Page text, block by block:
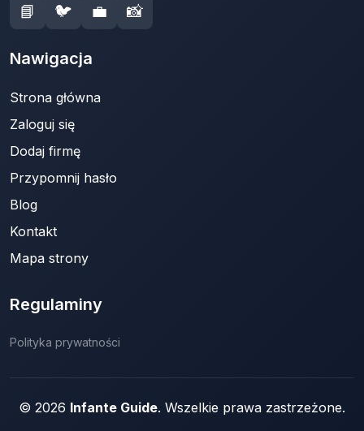
📘 🐦 💼 📸
Nawigacja
Strona główna
Zaloguj się
Dodaj firmę
Przypomnij hasło
Blog
Kontakt
Mapa strony
Regulaminy
Polityka prywatności
© 2026 Infante Guide. Wszelkie prawa zastrzeżone.